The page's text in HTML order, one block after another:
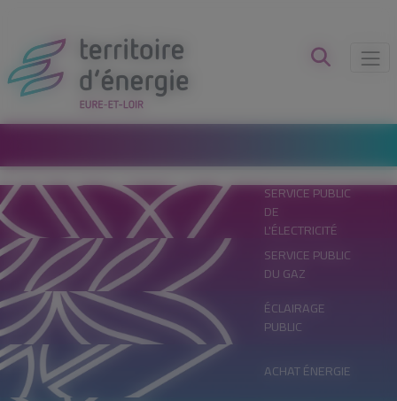
SERVICE PUBLIC
DE
L'ÉLECTRICITÉ
SERVICE PUBLIC
DU GAZ
ÉCLAIRAGE
PUBLIC
ACHAT ÉNERGIE